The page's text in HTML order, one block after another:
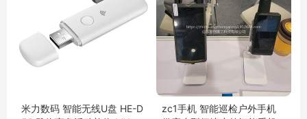
米力数码 智能无线U盘 HE-D
zc1手机 智能巡检户外手机